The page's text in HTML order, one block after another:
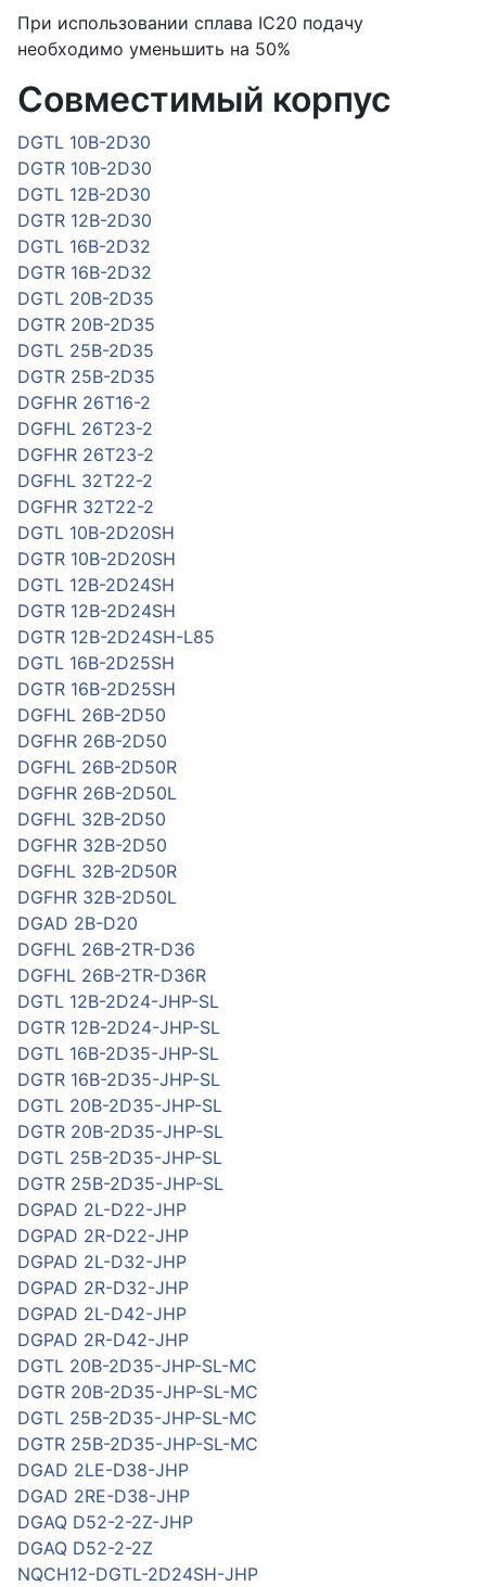
При использовании сплава IC20 подачу
необходимо уменьшить на 50%
Совместимый корпус
DGTL 10B-2D30
DGTR 10B-2D30
DGTL 12B-2D30
DGTR 12B-2D30
DGTL 16B-2D32
DGTR 16B-2D32
DGTL 20B-2D35
DGTR 20B-2D35
DGTL 25B-2D35
DGTR 25B-2D35
DGFHR 26T16-2
DGFHL 26T23-2
DGFHR 26T23-2
DGFHL 32T22-2
DGFHR 32T22-2
DGTL 10B-2D20SH
DGTR 10B-2D20SH
DGTL 12B-2D24SH
DGTR 12B-2D24SH
DGTR 12B-2D24SH-L85
DGTL 16B-2D25SH
DGTR 16B-2D25SH
DGFHL 26B-2D50
DGFHR 26B-2D50
DGFHL 26B-2D50R
DGFHR 26B-2D50L
DGFHL 32B-2D50
DGFHR 32B-2D50
DGFHL 32B-2D50R
DGFHR 32B-2D50L
DGAD 2B-D20
DGFHL 26B-2TR-D36
DGFHL 26B-2TR-D36R
DGTL 12B-2D24-JHP-SL
DGTR 12B-2D24-JHP-SL
DGTL 16B-2D35-JHP-SL
DGTR 16B-2D35-JHP-SL
DGTL 20B-2D35-JHP-SL
DGTR 20B-2D35-JHP-SL
DGTL 25B-2D35-JHP-SL
DGTR 25B-2D35-JHP-SL
DGPAD 2L-D22-JHP
DGPAD 2R-D22-JHP
DGPAD 2L-D32-JHP
DGPAD 2R-D32-JHP
DGPAD 2L-D42-JHP
DGPAD 2R-D42-JHP
DGTL 20B-2D35-JHP-SL-MC
DGTR 20B-2D35-JHP-SL-MC
DGTL 25B-2D35-JHP-SL-MC
DGTR 25B-2D35-JHP-SL-MC
DGAD 2LE-D38-JHP
DGAD 2RE-D38-JHP
DGAQ D52-2-2Z-JHP
DGAQ D52-2-2Z
NQCH12-DGTL-2D24SH-JHP